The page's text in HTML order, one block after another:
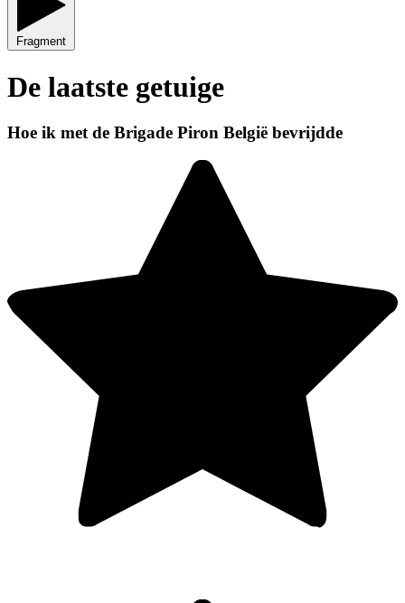
Fragment
De laatste getuige
Hoe ik met de Brigade Piron België bevrijdde